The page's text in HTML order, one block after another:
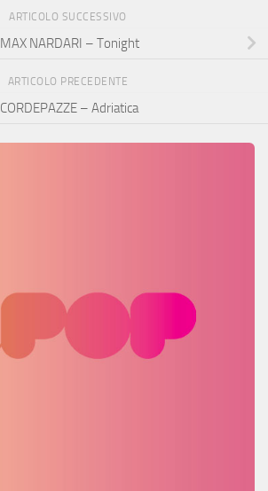
ARTICOLO SUCCESSIVO
MAX NARDARI – Tonight
ARTICOLO PRECEDENTE
CORDEPAZZE – Adriatica